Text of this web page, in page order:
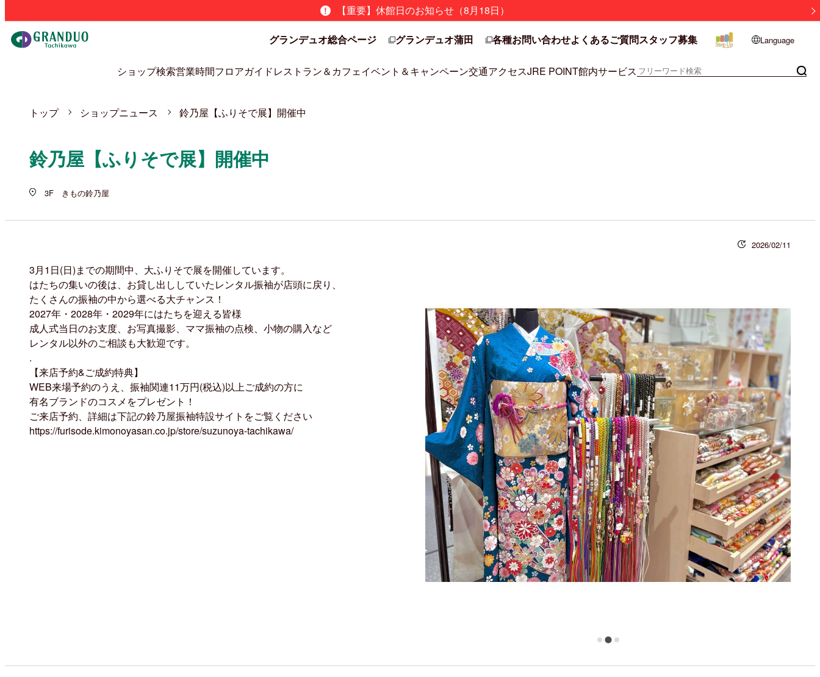
【重要】休館日のお知らせ（8月18日）
グランデュオ総合ページ グランデュオ蒲田 各種お問い合わせよくあるご質問スタッフ募集 Language
ショップ検索営業時間フロアガイドレストラン＆カフェイベント＆キャンペーン交通アクセスJRE POINT館内サービス
トップ ショップニュース 鈴乃屋【ふりそで展】開催中
鈴乃屋【ふりそで展】開催中
3F きもの鈴乃屋
2026/02/11
3月1日(日)までの期間中、大ふりそで展を開催しています。
はたちの集いの後は、お貸し出ししていたレンタル振袖が店頭に戻り、
たくさんの振袖の中から選べる大チャンス！
2027年・2028年・2029年にはたちを迎える皆様
成人式当日のお支度、お写真撮影、ママ振袖の点検、小物の購入など
レンタル以外のご相談も大歓迎です。
.
【来店予約&ご成約特典】
WEB来場予約のうえ、振袖関連11万円(税込)以上ご成約の方に
有名ブランドのコスメをプレゼント！
ご来店予約、詳細は下記の鈴乃屋振袖特設サイトをご覧ください
https://furisode.kimonoyasan.co.jp/store/suzunoya-tachikawa/